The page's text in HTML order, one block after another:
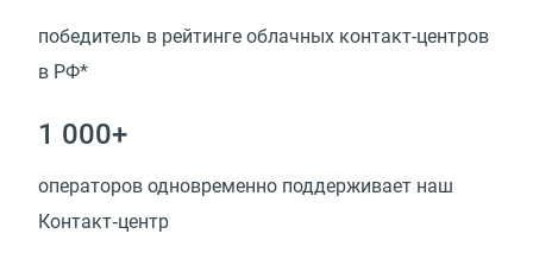
победитель в рейтинге облачных контакт-центров
в РФ*
1 000+
операторов одновременно поддерживает наш
Контакт‑центр